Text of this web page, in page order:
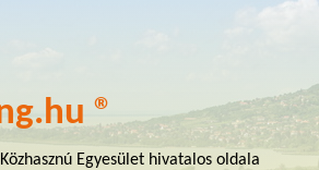
®
Egyesület hivatalos oldala